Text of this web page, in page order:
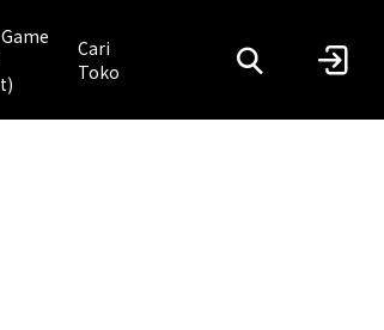
Cari
Toko